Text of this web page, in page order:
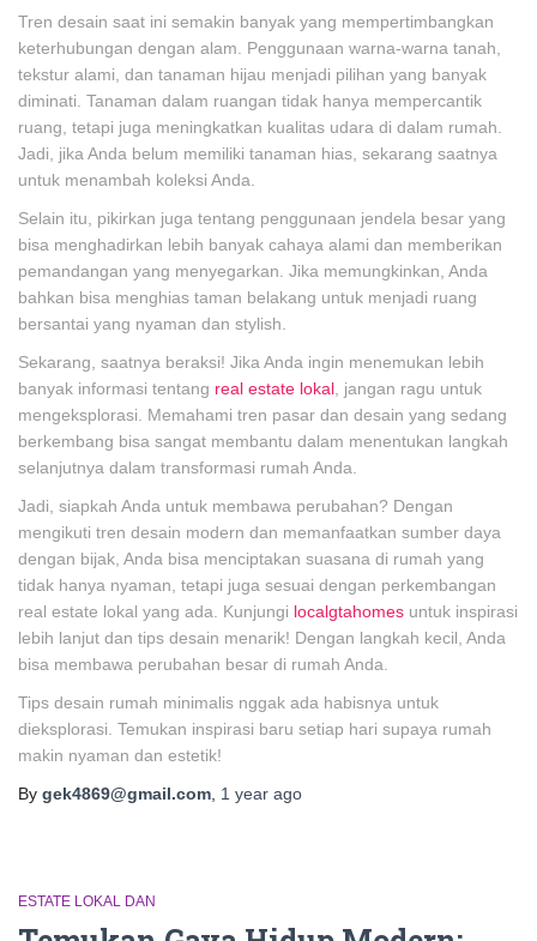
Tren desain saat ini semakin banyak yang mempertimbangkan
keterhubungan dengan alam. Penggunaan warna-warna tanah,
tekstur alami, dan tanaman hijau menjadi pilihan yang banyak
diminati. Tanaman dalam ruangan tidak hanya mempercantik
ruang, tetapi juga meningkatkan kualitas udara di dalam rumah.
Jadi, jika Anda belum memiliki tanaman hias, sekarang saatnya
untuk menambah koleksi Anda.
Selain itu, pikirkan juga tentang penggunaan jendela besar yang
bisa menghadirkan lebih banyak cahaya alami dan memberikan
pemandangan yang menyegarkan. Jika memungkinkan, Anda
bahkan bisa menghias taman belakang untuk menjadi ruang
bersantai yang nyaman dan stylish.
Sekarang, saatnya beraksi! Jika Anda ingin menemukan lebih
banyak informasi tentang real estate lokal , jangan ragu untuk
mengeksplorasi. Memahami tren pasar dan desain yang sedang
berkembang bisa sangat membantu dalam menentukan langkah
selanjutnya dalam transformasi rumah Anda.
Jadi, siapkah Anda untuk membawa perubahan? Dengan
mengikuti tren desain modern dan memanfaatkan sumber daya
dengan bijak, Anda bisa menciptakan suasana di rumah yang
tidak hanya nyaman, tetapi juga sesuai dengan perkembangan
real estate lokal yang ada. Kunjungi localgtahomes untuk inspirasi
lebih lanjut dan tips desain menarik! Dengan langkah kecil, Anda
bisa membawa perubahan besar di rumah Anda.
Tips desain rumah minimalis nggak ada habisnya untuk
dieksplorasi. Temukan inspirasi baru setiap hari supaya rumah
makin nyaman dan estetik!
By gek4869@gmail.com 1 year ago
ESTATE LOKAL DAN